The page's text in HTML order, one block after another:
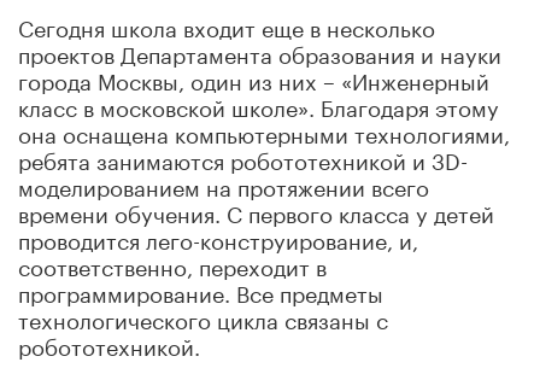
Сегодня школа входит еще в несколько
проектов Департамента образования и науки
города Москвы, один из них – «Инженерный
класс в московской школе». Благодаря этому
она оснащена компьютерными технологиями,
ребята занимаются робототехникой и 3D-
моделированием на протяжении всего
времени обучения. С первого класса у детей
проводится лего-конструирование, и,
соответственно, переходит в
программирование. Все предметы
технологического цикла связаны с
робототехникой.